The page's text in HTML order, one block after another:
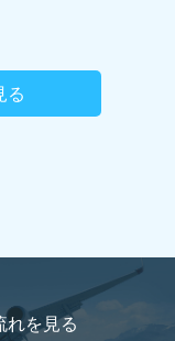
る
れを見る